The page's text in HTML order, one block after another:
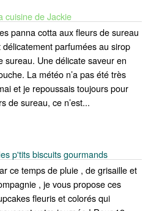
cuisine de Jackie
panna cotta aux fleurs de sureau
délicatement parfumées au sirop
sureau. Une délicate saveur en
La météo n’a pas été très
et je repoussais toujours pour
de sureau, ce n’est...
p'tits biscuits gourmands
ce temps de pluie , de grisaille et
, je vous propose ces
fleuris et colorés qui